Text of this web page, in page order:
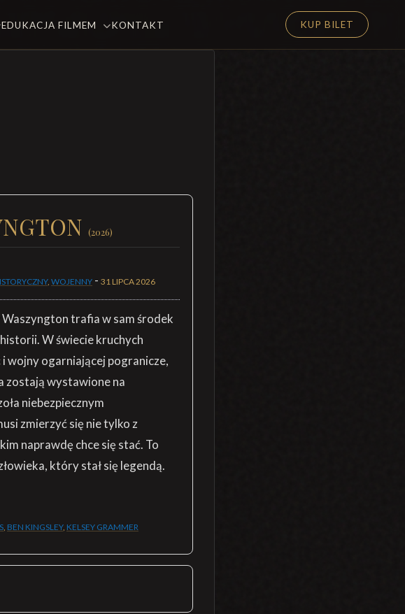
EDUKACJA FILMEM KONTAKT KUP BILET
(2026)
, WOJENNY - 31 LIPCA 2026
Waszyngton trafia w sam środek
W świecie kruchych
wojny ogarniającej pogranicze,
zostają wystawione na
niebezpiecznym
zmierzyć się nie tylko z
naprawdę chce się stać. To
który stał się legendą.
, BEN KINGSLEY, KELSEY GRAMMER